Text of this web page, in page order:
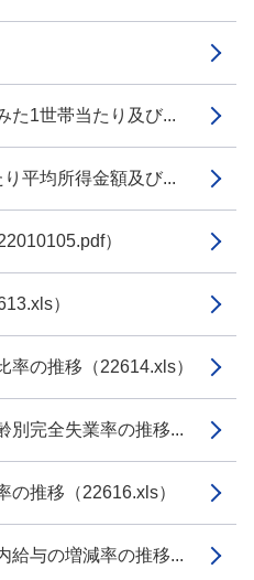
た1世帯当たり及び...
平均所得金額及び...
）
）
率の推移（22614.xls）
別完全失業率の推移...
の推移（22616.xls）
給与の増減率の推移...